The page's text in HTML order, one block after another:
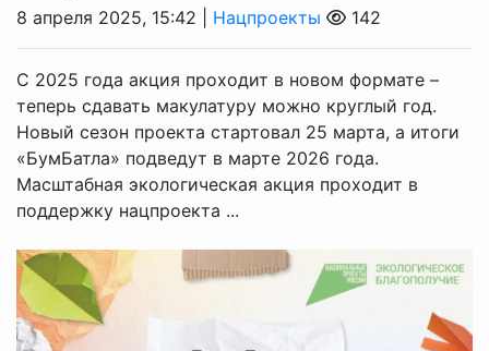
8 апреля 2025, 15:42 | Нацпроекты 142
С 2025 года акция проходит в новом формате –
теперь сдавать макулатуру можно круглый год.
Новый сезон проекта стартовал 25 марта, а итоги
«БумБатла» подведут в марте 2026 года.
Масштабная экологическая акция проходит в
поддержку нацпроекта ...